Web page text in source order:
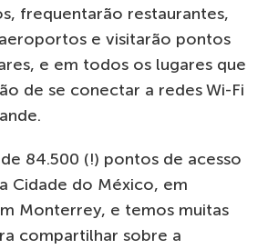
frequentarão restaurantes,
e visitarão pontos
e em todos os lugares que
de se conectar a redes Wi-Fi
84.500 (!) pontos de acesso
Cidade do México, em
Monterrey, e temos muitas
compartilhar sobre a